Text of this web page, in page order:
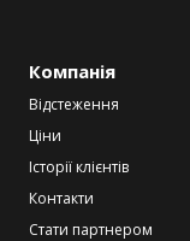
Компанія
Відстеження
Ціни
Історії клієнтів
Контакти
Стати партнером